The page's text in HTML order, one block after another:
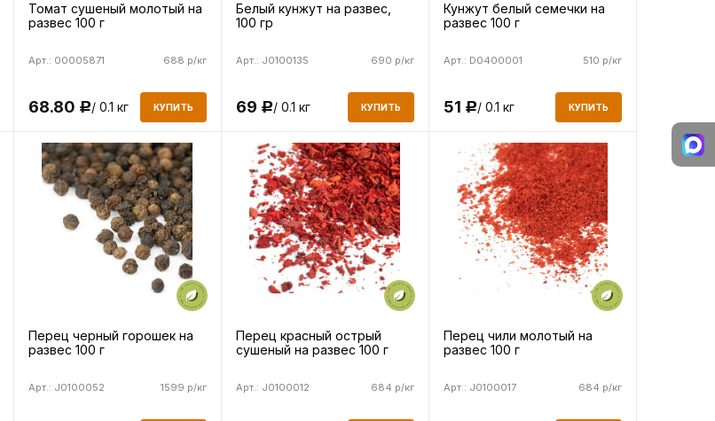
Томат сушеный молотый на
развес 100 г
688 р/кг
Арт.: 00005871
68.80 Р/ 0.1 кг КУПИТЬ
Белый кунжут на развес,
100 гр
690 р/кг
Арт.: J0100135
69 Р/ 0.1 кг КУПИТЬ
Кунжут белый семечки на
развес 100 г
510 р/кг
Арт.: D0400001
51 Р/ 0.1 кг КУПИТЬ
Перец черный горошек на
развес 100 г
1599 р/кг
Арт.: J0100052
Перец красный острый
сушеный на развес 100 г
684 р/кг
Арт.: J0100012
Перец чили молотый на
развес 100 г
684 р/кг
Арт.: J0100017